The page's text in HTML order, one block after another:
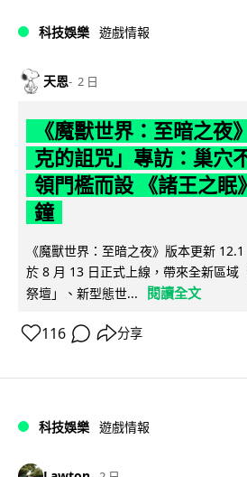
科技娛樂 遊戲情報
天恩 2 日
《魔獸世界：至暗之夜
克的詛咒」專訪：巢穴
領門檻而設 《諸王之眠
鐘
《魔獸世界：至暗之夜》版本更新
於 8 月 13 日正式上線，帶來全新區域
祭壇」、新型態世...
閱讀全文
116 分享
科技娛樂 遊戲情報